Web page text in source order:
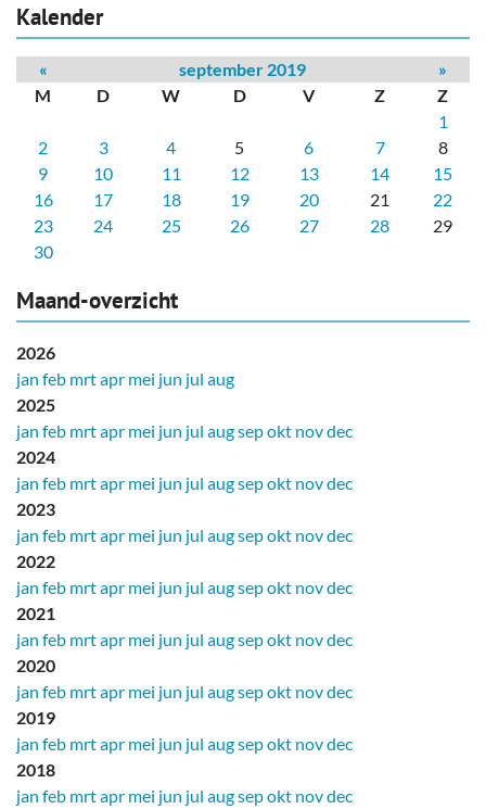
Kalender
« september 2019
»
M
D W D V Z
Z
1
2
3 4 5 6 7
8
9
10 11 12 13 14
15
16
17 18 19 20 21
22
23
24 25 26 27 28
29
30
Maand-overzicht
2026
jan feb mrtapr mei jun jul aug
2025
jan feb mrtapr mei jun jul augsepokt novdec
2024
jan feb mrtapr mei jun jul augsepokt novdec
2023
jan feb mrtapr mei jun jul augsepokt novdec
2022
jan feb mrtapr mei jun jul augsepokt novdec
2021
jan feb mrtapr mei jun jul augsepokt novdec
2020
jan feb mrtapr mei jun jul augsepokt novdec
2019
jan feb mrtapr mei jun jul augsepokt novdec
2018
jan feb mrtapr mei jun jul augsepokt novdec